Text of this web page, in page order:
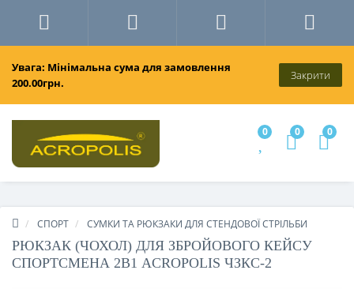
Увага: Мінімальна сума для замовлення
200.00грн.
Закрити
0 0 0
СПОРТ СУМКИ ТА РЮКЗАКИ ДЛЯ СТЕНДОВОЇ СТРІЛЬБИ
РЮКЗАК (ЧОХОЛ) ДЛЯ ЗБРОЙОВОГО КЕЙСУ
СПОРТСМЕНА 2В1 ACROPOLIS ЧЗКС-2